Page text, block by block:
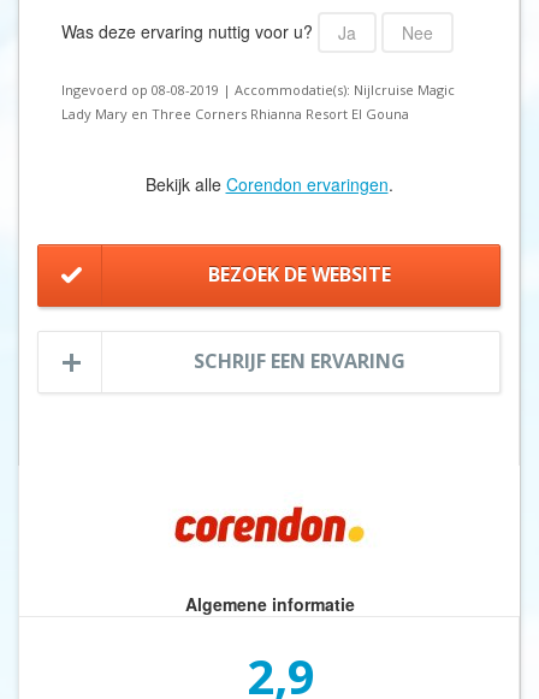
Was deze ervaring nuttig voor u?
Ja Nee
Ingevoerd op 08-08-2019 | Accommodatie(s): Nijlcruise Magic
Lady Mary en Three Corners Rhianna Resort El Gouna
Bekijk alle Corendon ervaringen.
BEZOEK DE WEBSITE
SCHRIJF EEN ERVARING
Algemene informatie
2,9